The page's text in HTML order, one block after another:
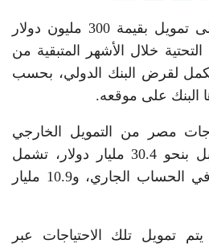
تتوقع مصر الحصول على تمويل بقيمة 300 مليون دولار
خلال الأشهر المتبقية من
لقرض البنك الدولي، بحسب
البنك على موقعه.
مصر من التمويل الخارجي
خلال العام المالي المقبل بنحو 30.4 مليار دولار، تشمل
19.5 مليار دولار عجزاً في الحساب الجاري، و10.9 مليار
تمويل تلك الاحتياجات عبر